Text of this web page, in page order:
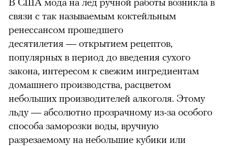
связи с так называемым коктейльным
ренессансом прошедшего
десятилетия—открытием рецептов,
популярных в период до введения сухого
закона, интересом к свежим ингредиентам
домашнего производства, расцветом
небольших производителей алкоголя. Этому
льду—абсолютно прозрачному из-за особого
способа заморозки воды, вручную
разрезаемому на небольшие кубики или